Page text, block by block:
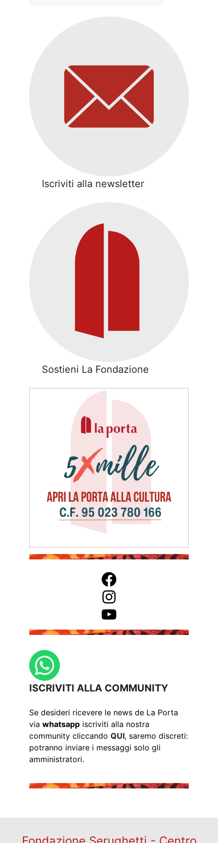
Iscriviti alla newsletter
Sostieni La Fondazione
Facebook
Instagram
YouTube
ISCRIVITI ALLA COMMUNITY
Se desideri ricevere le news de La Porta
via whatsapp iscriviti alla nostra
community cliccando QUI, saremo discreti:
potranno inviare i messaggi solo gli
amministratori.